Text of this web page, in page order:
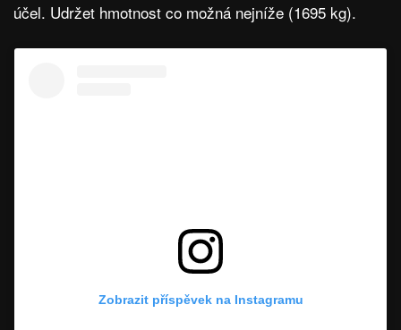
účel. Udržet hmotnost co možná nejníže (1695 kg).
Zobrazit příspěvek na Instagramu